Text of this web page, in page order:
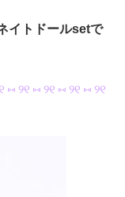
イトドールsetで
⑅ ୨୧ ⑅ ୨୧ ⑅ ୨୧ ⑅ ୨୧